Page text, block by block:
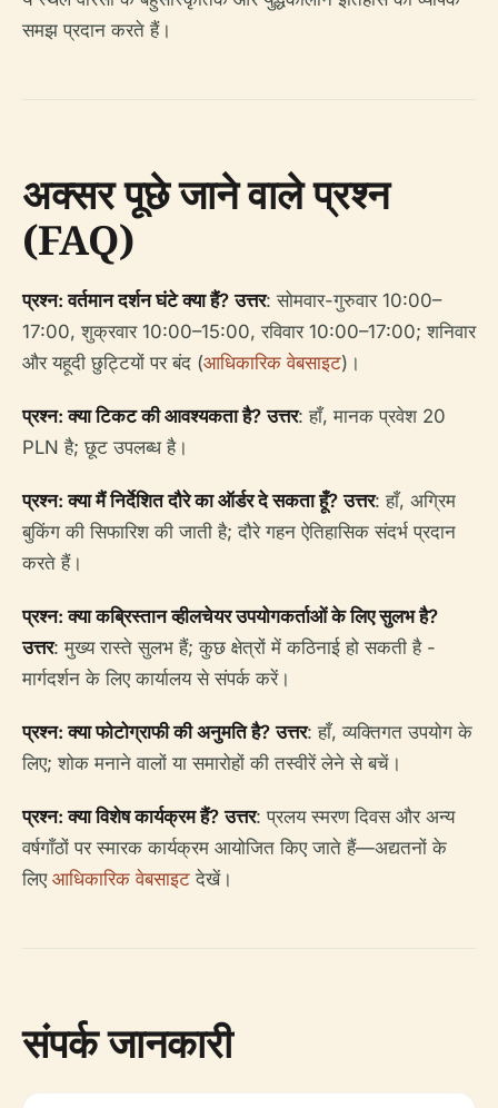
समझ प्रदान करते हैं।
अक्सर पूछे जाने वाले प्रश्न
(FAQ)
प्रश्न: वर्तमान दर्शन घंटे क्या हैं? उत्तर: सोमवार-गुरुवार 10:00–
17:00, शुक्रवार 10:00–15:00, रविवार 10:00–17:00; शनिवार
और यहूदी छुट्टियों पर बंद (आधिकारिक वेबसाइट)।
प्रश्न: क्या टिकट की आवश्यकता है? उत्तर: हाँ, मानक प्रवेश 20
PLN है; छूट उपलब्ध है।
प्रश्न: क्या मैं निर्देशित दौरे का ऑर्डर दे सकता हूँ? उत्तर: हाँ, अग्रिम
बुकिंग की सिफारिश की जाती है; दौरे गहन ऐतिहासिक संदर्भ प्रदान
करते हैं।
प्रश्न: क्या कब्रिस्तान व्हीलचेयर उपयोगकर्ताओं के लिए सुलभ है?
उत्तर: मुख्य रास्ते सुलभ हैं; कुछ क्षेत्रों में कठिनाई हो सकती है -
मार्गदर्शन के लिए कार्यालय से संपर्क करें।
प्रश्न: क्या फोटोग्राफी की अनुमति है? उत्तर: हाँ, व्यक्तिगत उपयोग के
लिए; शोक मनाने वालों या समारोहों की तस्वीरें लेने से बचें।
प्रश्न: क्या विशेष कार्यक्रम हैं? उत्तर: प्रलय स्मरण दिवस और अन्य
वर्षगाँठों पर स्मारक कार्यक्रम आयोजित किए जाते हैं—अद्यतनों के
लिए आधिकारिक वेबसाइट देखें।
संपर्क जानकारी